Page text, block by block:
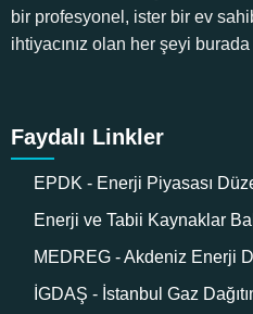
bir profesyonel, ister bir ev
ihtiyacınız olan her şeyi burada
Faydalı Linkler
EPDK - Enerji Piyasası
Enerji ve Tabii Kaynaklar
MEDREG - Akdeniz Enerji
İGDAŞ - İstanbul Gaz